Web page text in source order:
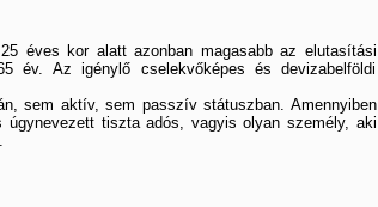
éves kor alatt azonban magasabb az elutasítási
év. Az igénylő cselekvőképes és devizabelföldi
sem aktív, sem passzív státuszban. Amennyiben
tiszta adós, vagyis olyan személy, aki